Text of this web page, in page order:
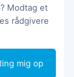
Modtag et
rådgivere
mig op